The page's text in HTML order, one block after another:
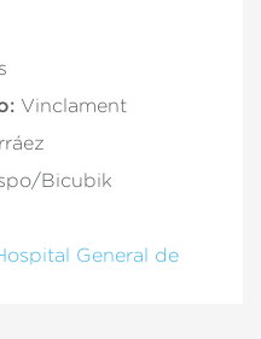
Vinclament
Bicubik
General de